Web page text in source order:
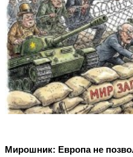
Мирошник: Европа не